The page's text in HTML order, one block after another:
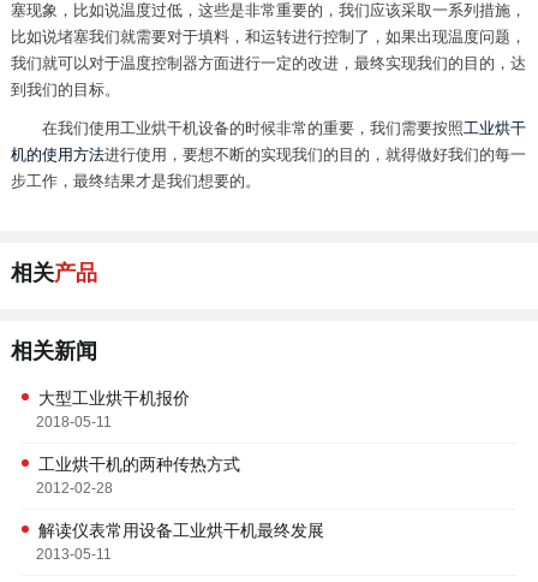
塞现象，比如说温度过低，这些是非常重要的，我们应该采取一系列措施，
比如说堵塞我们就需要对于填料，和运转进行控制了，如果出现温度问题，
我们就可以对于温度控制器方面进行一定的改进，最终实现我们的目的，达
到我们的目标。
在我们使用工业烘干机设备的时候非常的重要，我们需要按照工业烘干
机的使用方法进行使用，要想不断的实现我们的目的，就得做好我们的每一
步工作，最终结果才是我们想要的。
相关产品
相关新闻
大型工业烘干机报价
2018-05-11
工业烘干机的两种传热方式
2012-02-28
解读仪表常用设备工业烘干机最终发展
2013-05-11